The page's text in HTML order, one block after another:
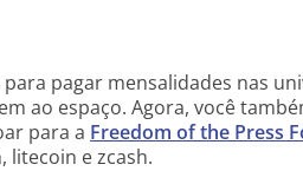
pagar mensalidades nas
ao espaço. Agora, você
para a Freedom of the Press
litecoin e zcash.